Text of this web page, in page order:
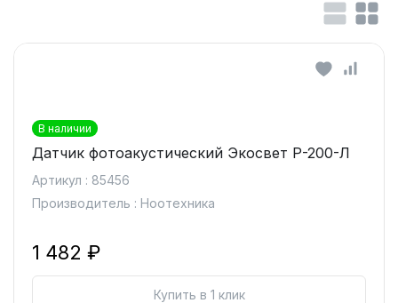
В наличии
Датчик фотоакустический Экосвет Р-200-Л
Артикул : 85456
Производитель : Ноотехника
1 482 ₽
Купить в 1 клик